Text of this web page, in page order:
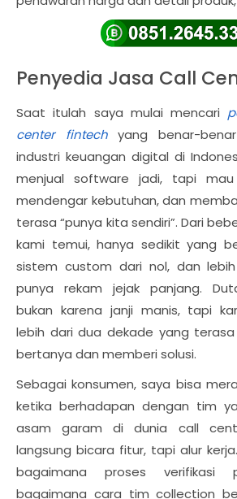
Penyedia Jasa Call
Saat itulah saya mulai mencari
center fintechyang benar-
industri keuangan digital di
menjual software jadi, tapi mau
mendengar kebutuhan, dan
terasa “punya kita sendiri”. Dari
kami temui, hanya sedikit yang
sistem custom dari nol, dan
punya rekam jejak panjang.
bukan karena janji manis, tapi
lebih dari dua dekade yang
bertanya dan memberi solusi.
Sebagai konsumen, saya bisa
ketika berhadapan dengan tim
asam garam di dunia call
langsung bicara fitur, tapi alur
bagaimana proses verifikasi
bagaimana cara tim collection